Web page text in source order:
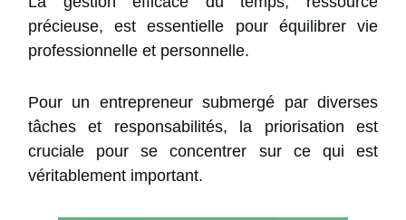
précieuse, est essentielle pour équilibrer vie
professionnelle et personnelle.
Pour un entrepreneur submergé par diverses
tâches et responsabilités, la priorisation est
cruciale pour se concentrer sur ce qui est
véritablement important.